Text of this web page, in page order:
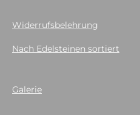
Widerrufsbelehrung
Nach Edelsteinen sortiert
Galerie